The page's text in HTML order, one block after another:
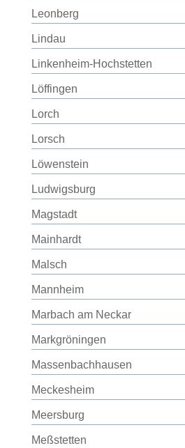
Leonberg
Lindau
Linkenheim-Hochstetten
Löffingen
Lorch
Lorsch
Löwenstein
Ludwigsburg
Magstadt
Mainhardt
Malsch
Mannheim
Marbach am Neckar
Markgröningen
Massenbachhausen
Meckesheim
Meersburg
Meßstetten